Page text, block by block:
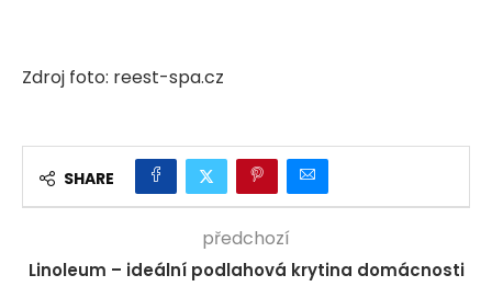
Zdroj foto: reest-spa.cz
SHARE
předchozí
Linoleum – ideální podlahová krytina domácnosti